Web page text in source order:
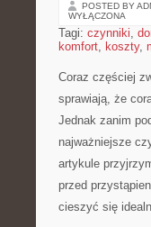
POSTED BY
WYŁĄCZONA
Tagi: czynniki,
komfort, koszty,
Coraz częściej
sprawiają, ⁣że
Jednak⁢ zanim
najważniejsze
⁣artykule
przed
cieszyć się